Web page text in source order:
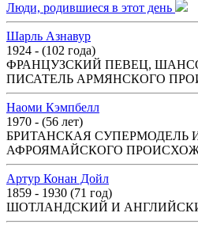
Люди, родившиеся в этот день
Шарль Азнавур
1924 - (102 года)
ФРАНЦУЗСКИЙ ПЕВЕЦ,
ПИСАТЕЛЬ АРМЯНСКОГО
Наоми Кэмпбелл
1970 - (56 лет)
БРИТАНСКАЯ СУПЕРМОДЕЛЬ
АФРОЯМАЙСКОГО
Артур Конан Дойл
1859 - 1930 (71 год)
ШОТЛАНДСКИЙ И